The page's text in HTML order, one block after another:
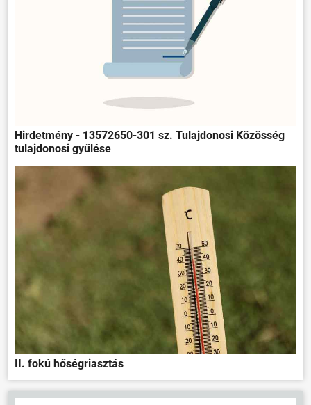
ÖNKORMÁNYZAT
ÜGYINTÉZÉS
Hirdetmény - 13572650-301 sz. Tulajdonosi Közösség
tulajdonosi gyűlése
II. fokú hőségriasztás